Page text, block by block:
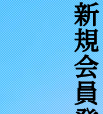
新規会員登録